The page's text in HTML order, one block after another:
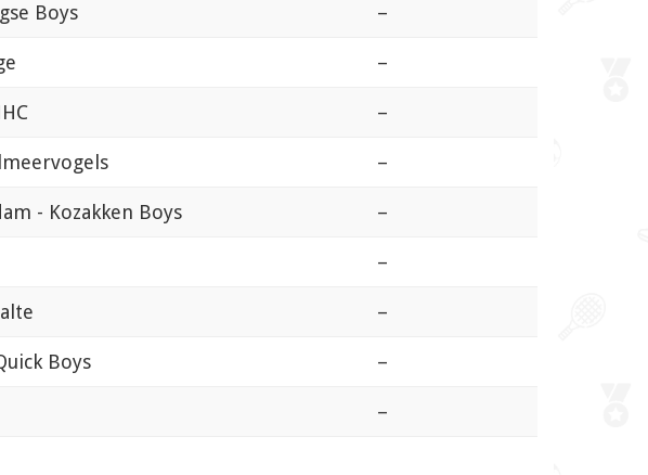
Boys –
–
–
–
- Kozakken Boys –
–
–
Boys –
–